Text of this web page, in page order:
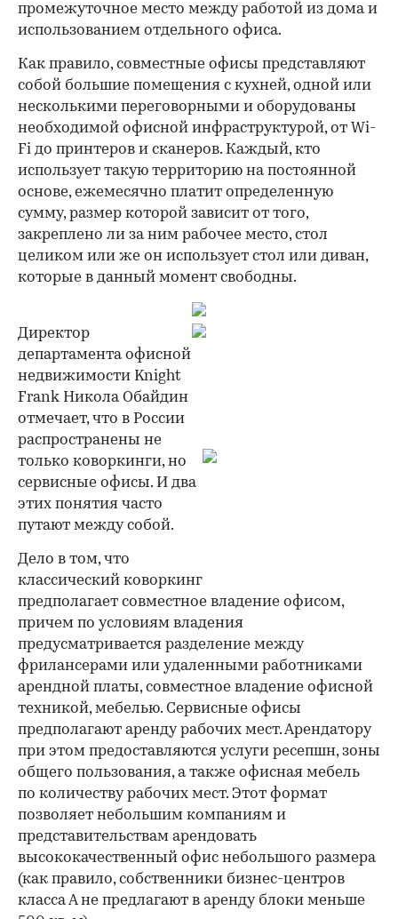
промежуточное место между работой из дома и
использованием отдельного офиса.
Как правило, совместные офисы представляют
собой большие помещения с кухней, одной или
несколькими переговорными и оборудованы
необходимой офисной инфраструктурой, от Wi-
Fi до принтеров и сканеров. Каждый, кто
использует такую территорию на постоянной
основе, ежемесячно платит определенную
сумму, размер которой зависит от того,
закреплено ли за ним рабочее место, стол
целиком или же он использует стол или диван,
которые в данный момент свободны.
00:00 / 00:00
Директор
департамента офисной
недвижимости Knight
Frank Никола Обайдин
отмечает, что в России
распространены не
только коворкинги, но
сервисные офисы. И два
этих понятия часто
путают между собой.
Дело в том, что
классический коворкинг
предполагает совместное владение офисом,
причем по условиям владения
предусматривается разделение между
фрилансерами или удаленными работниками
арендной платы, совместное владение офисной
техникой, мебелью. Сервисные офисы
предполагают аренду рабочих мест. Арендатору
при этом предоставляются услуги ресепшн, зоны
общего пользования, а также офисная мебель
по количеству рабочих мест. Этот формат
позволяет небольшим компаниям и
представительствам арендовать
высококачественный офис небольшого размера
(как правило, собственники бизнес-центров
класса А не предлагают в аренду блоки меньше